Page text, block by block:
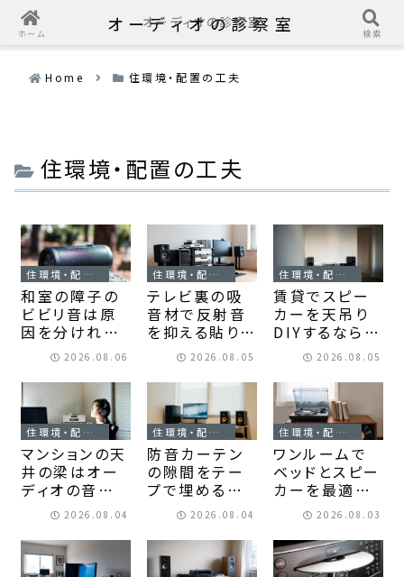
オーディオの診察室
Home 住環境・配置の工夫
住環境・配置の工夫
住環境・配置の工夫
和室の障子の
ビビリ音は原
因を分ければ
対策できる｜
オーディオを楽
しむ部屋づくり
の順番が見え
る！
2026.08.06
住環境・配置の工夫
テレビ裏の吸
音材で反射音
を抑える貼り方
｜響きを減ら
す位置決めま
で自然に整え
る！
2026.08.05
住環境・配置の工夫
賃貸でスピー
カーを天吊り
DIYするならダ
クトレールは使
える｜穴あけ
を避けて安全
に音を整える!
2026.08.05
住環境・配置の工夫
マンションの天
井の梁はオー
ディオの音響に
影響する？配置
と対策で聴こ
え方は変えら
れる！
2026.08.04
住環境・配置の工夫
防音カーテン
の隙間をテー
プで埋める基
本｜上部と横
漏れを減らす
貼り方が身に
つく！
2026.08.04
住環境・配置の工夫
ワンルームで
ベッドとスピー
カーを最適に
配置する結論
｜狭い部屋で
も音と暮らしを
両立できます！
2026.08.03
ホーム
オーディオの診察室
検索